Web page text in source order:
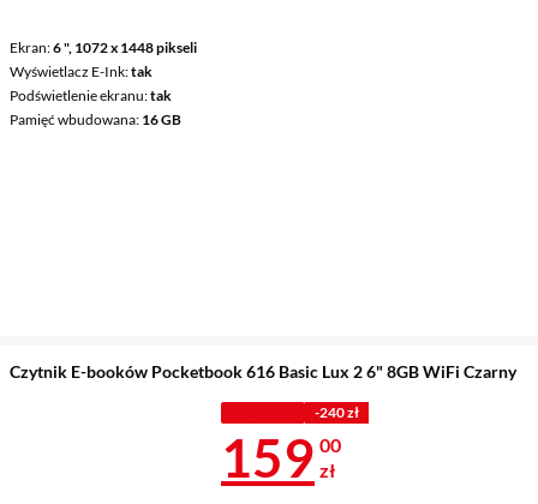
Ekran 6 ", 1072 x 1448 pikseli
Wyświetlacz E-Ink tak
Podświetlenie ekranu tak
Pamięć wbudowana 16 GB
Czytnik E-booków Pocketbook 616 Basic Lux 2 6" 8GB WiFi Czarny
-240 zł
Cena 159 zł
159 00
zł